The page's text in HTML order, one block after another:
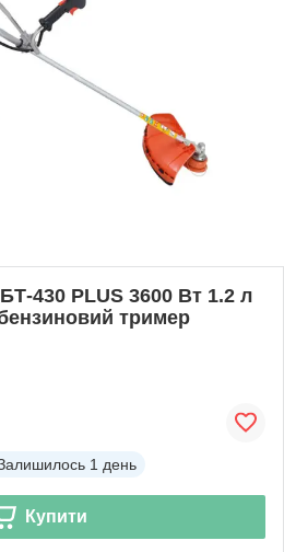
430 PLUS 3600 Вт 1.2 л
тример
1 день
Купити